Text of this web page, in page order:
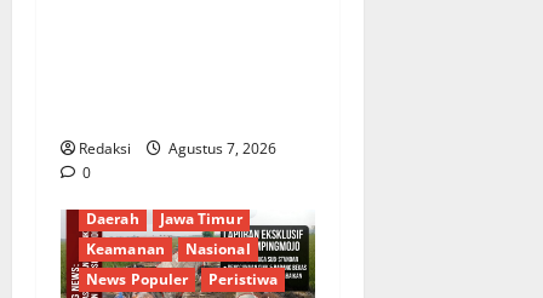
Redaksi
Agustus 7, 2026
0
Daerah
Jawa Timur
Keamanan
Nasional
News Populer
Peristiwa